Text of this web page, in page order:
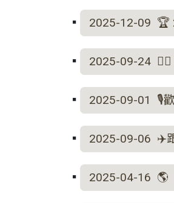
2025-12-09 🏆
2025-09-24 ❤️‍🔥
2025-09-01 🎙️
2025-09-06 ✈️
2025-04-16 🌎